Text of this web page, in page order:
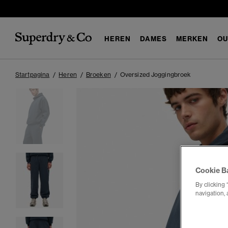
HEREN DAMES MERKEN
Startpagina Heren Broeken Oversized Joggingbroek
Cookie
By clicking
navigation,